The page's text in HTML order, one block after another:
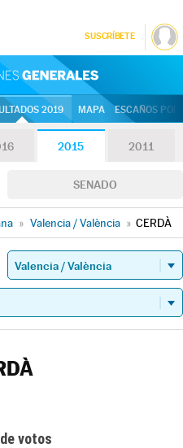
SUSCRÍBETE
2019 MAPA ESCAÑOS
2015 2011
SENADO
» Valencia / València » CERDÀ
votos